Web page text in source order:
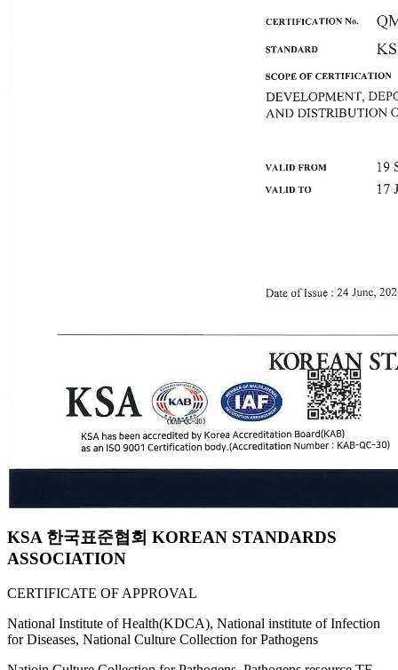
KSA 한국표준협회 KOREAN STANDARDS
ASSOCIATION
CERTIFICATE OF APPROVAL
National Institute of Health(KDCA), National institute of Infection
for Diseases, National Culture Collection for Pathogens